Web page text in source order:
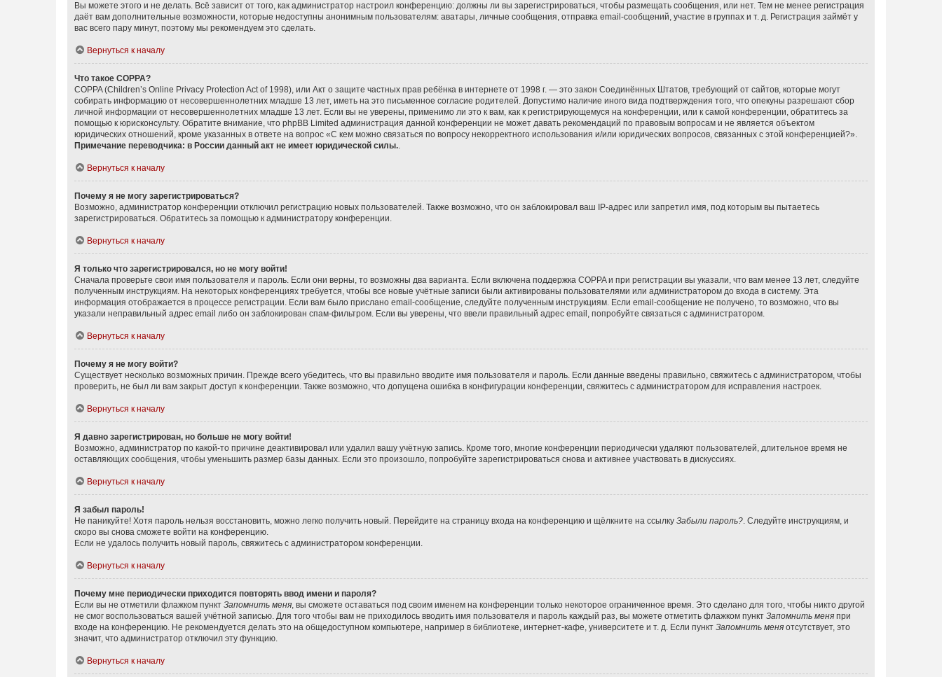
Вы можете этого и не делать. Всё зависит от того, как администратор настроил конференцию: должны ли вы зарегистрироваться, чтобы размещать сообщения, или нет. Тем не менее регистрация
даёт вам дополнительные возможности, которые недоступны анонимным пользователям: аватары, личные сообщения, отправка email-сообщений, участие в группах и т. д. Регистрация займёт у
вас всего пару минут, поэтому мы рекомендуем это сделать.
Вернуться к началу
Что такое COPPA?
COPPA (Children’s Online Privacy Protection Act of 1998), или Акт о защите частных прав ребёнка в интернете от 1998 г. — это закон Соединённых Штатов, требующий от сайтов, которые могут
собирать информацию от несовершеннолетних младше 13 лет, иметь на это письменное согласие родителей. Допустимо наличие иного вида подтверждения того, что опекуны разрешают сбор
личной информации от несовершеннолетних младше 13 лет. Если вы не уверены, применимо ли это к вам, как к регистрирующемуся на конференции, или к самой конференции, обратитесь за
помощью к юрисконсульту. Обратите внимание, что phpBB Limited администрация данной конференции не может давать рекомендаций по правовым вопросам и не является объектом
юридических отношений, кроме указанных в ответе на вопрос «С кем можно связаться по вопросу некорректного использования и/или юридических вопросов, связанных с этой конференцией?».
Примечание переводчика: в России данный акт не имеет юридической силы..
Вернуться к началу
Почему я не могу зарегистрироваться?
Возможно, администратор конференции отключил регистрацию новых пользователей. Также возможно, что он заблокировал ваш IP-адрес или запретил имя, под которым вы пытаетесь
зарегистрироваться. Обратитесь за помощью к администратору конференции.
Вернуться к началу
Я только что зарегистрировался, но не могу войти!
Сначала проверьте свои имя пользователя и пароль. Если они верны, то возможны два варианта. Если включена поддержка COPPA и при регистрации вы указали, что вам менее 13 лет, следуйте
полученным инструкциям. На некоторых конференциях требуется, чтобы все новые учётные записи были активированы пользователями или администратором до входа в систему. Эта
информация отображается в процессе регистрации. Если вам было прислано email-сообщение, следуйте полученным инструкциям. Если email-сообщение не получено, то возможно, что вы
указали неправильный адрес email либо он заблокирован спам-фильтром. Если вы уверены, что ввели правильный адрес email, попробуйте связаться с администратором.
Вернуться к началу
Почему я не могу войти?
Существует несколько возможных причин. Прежде всего убедитесь, что вы правильно вводите имя пользователя и пароль. Если данные введены правильно, свяжитесь с администратором, чтобы
проверить, не был ли вам закрыт доступ к конференции. Также возможно, что допущена ошибка в конфигурации конференции, свяжитесь с администратором для исправления настроек.
Вернуться к началу
Я давно зарегистрирован, но больше не могу войти!
Возможно, администратор по какой-то причине деактивировал или удалил вашу учётную запись. Кроме того, многие конференции периодически удаляют пользователей, длительное время не
оставляющих сообщения, чтобы уменьшить размер базы данных. Если это произошло, попробуйте зарегистрироваться снова и активнее участвовать в дискуссиях.
Вернуться к началу
Я забыл пароль!
Не паникуйте! Хотя пароль нельзя восстановить, можно легко получить новый. Перейдите на страницу входа на конференцию и щёлкните на ссылку Забыли пароль?. Следуйте инструкциям, и
скоро вы снова сможете войти на конференцию.
Если не удалось получить новый пароль, свяжитесь с администратором конференции.
Вернуться к началу
Почему мне периодически приходится повторять ввод имени и пароля?
Если вы не отметили флажком пункт Запомнить меня, вы сможете оставаться под своим именем на конференции только некоторое ограниченное время. Это сделано для того, чтобы никто другой
не смог воспользоваться вашей учётной записью. Для того чтобы вам не приходилось вводить имя пользователя и пароль каждый раз, вы можете отметить флажком пункт Запомнить меня при
входе на конференцию. Не рекомендуется делать это на общедоступном компьютере, например в библиотеке, интернет-кафе, университете и т. д. Если пункт Запомнить меня отсутствует, это
значит, что администратор отключил эту функцию.
Вернуться к началу